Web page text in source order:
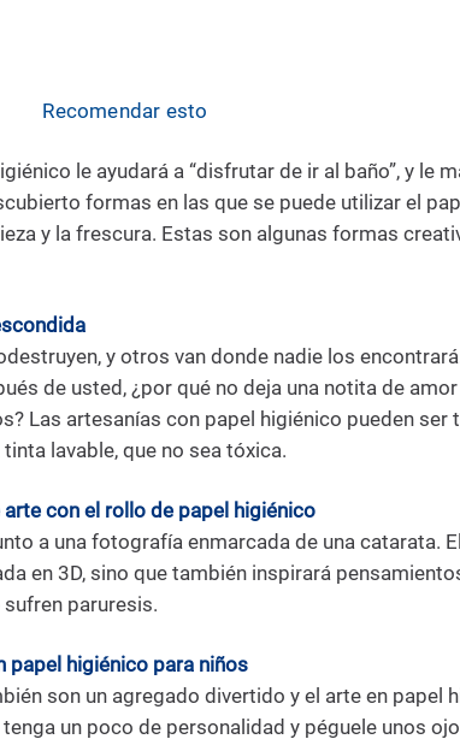
Recomendar esto
le ayudará a “disfrutar de ir al baño”, y le
formas en las que se puede utilizar el
y la frescura. Estas son algunas formas
y otros van donde nadie los
de usted, ¿por qué no deja una notita de
Las artesanías con papel higiénico pueden
lavable, que no sea tóxica.
con el rollo de papel higiénico
a una fotografía enmarcada de una catarata.
en 3D, sino que también inspirará
paruresis.
papel higiénico para niños
son un agregado divertido y el arte en papel
un poco de personalidad y péguele unos